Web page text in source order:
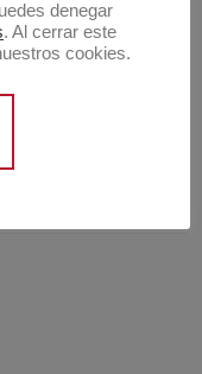
denegar
. Al cerrar este
cookies.